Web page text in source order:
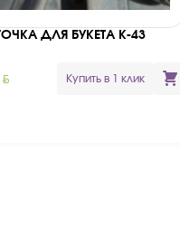
ДЛЯ БУКЕТА К-43
BYN Купить в 1 клик